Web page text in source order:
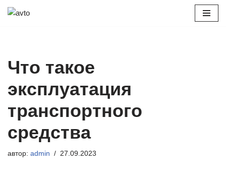
Что такое
эксплуатация
транспортного
средства
автор: admin 27.09.2023